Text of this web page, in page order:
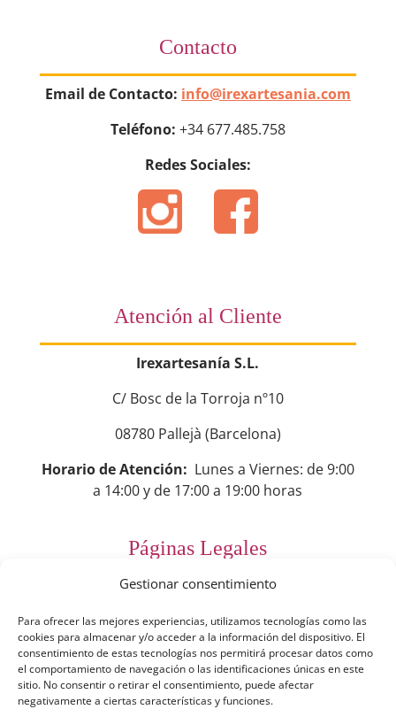
Gestionar consentimiento
Para ofrecer las mejores experiencias, utilizamos tecnologías como las
cookies para almacenar y/o acceder a la información del dispositivo. El
consentimiento de estas tecnologías nos permitirá procesar datos como
el comportamiento de navegación o las identificaciones únicas en este
sitio. No consentir o retirar el consentimiento, puede afectar
negativamente a ciertas características y funciones.
Contacto
Email de Contacto: info@irexartesania.com
Teléfono: +34 677.485.758
Redes Sociales:
Atención al Cliente
Irexartesanía S.L.
C/ Bosc de la Torroja nº10
08780 Pallejà (Barcelona)
Horario de Atención: Lunes a Viernes: de 9:00
a 14:00 y de 17:00 a 19:00 horas
Páginas Legales
Preguntas Frecuentes
Aviso Legal
Política de Privacidad
Política de Cookies